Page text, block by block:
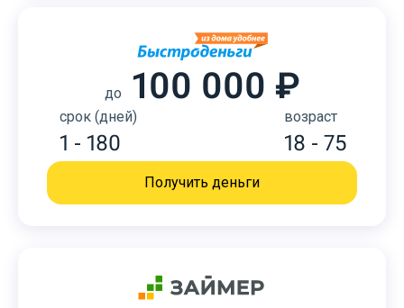
до 100 000 ₽
срок (дней)
1 - 180
возраст
18 - 75
Получить деньги